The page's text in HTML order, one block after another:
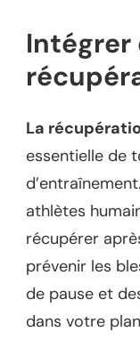
Intégrer
La
essentielle de
athlètes
récupérer
prévenir les
de pause et
dans votre